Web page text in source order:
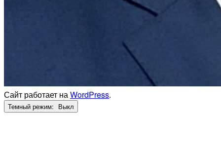
Сайт работает наWordPress.
Темный режим: